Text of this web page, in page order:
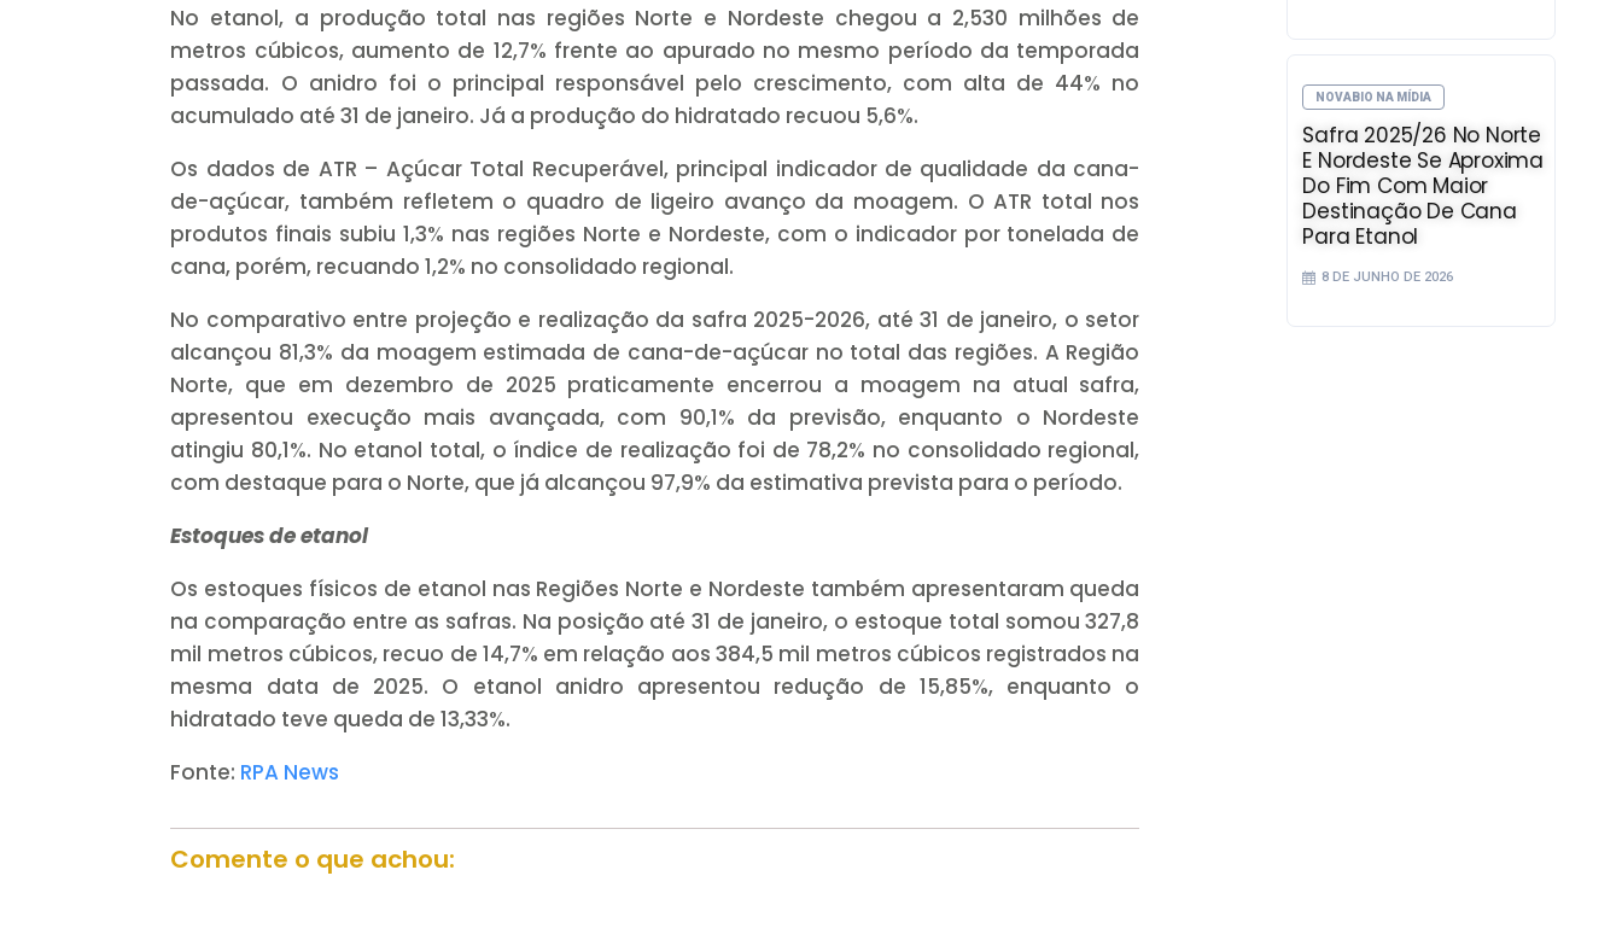
No etanol, a produção total nas regiões Norte e Nordeste chegou a 2,530 milhões de
metros cúbicos, aumento de 12,7% frente ao apurado no mesmo período da temporada
passada. O anidro foi o principal responsável pelo crescimento, com alta de 44% no
acumulado até 31 de janeiro. Já a produção do hidratado recuou 5,6%.
Os dados de ATR – Açúcar Total Recuperável, principal indicador de qualidade da cana-
de-açúcar, também refletem o quadro de ligeiro avanço da moagem. O ATR total nos
produtos finais subiu 1,3% nas regiões Norte e Nordeste, com o indicador por tonelada de
cana, porém, recuando 1,2% no consolidado regional.
No comparativo entre projeção e realização da safra 2025-2026, até 31 de janeiro, o setor
alcançou 81,3% da moagem estimada de cana-de-açúcar no total das regiões. A Região
Norte, que em dezembro de 2025 praticamente encerrou a moagem na atual safra,
apresentou execução mais avançada, com 90,1% da previsão, enquanto o Nordeste
atingiu 80,1%. No etanol total, o índice de realização foi de 78,2% no consolidado regional,
com destaque para o Norte, que já alcançou 97,9% da estimativa prevista para o período.
Estoques de etanol
Os estoques físicos de etanol nas Regiões Norte e Nordeste também apresentaram queda
na comparação entre as safras. Na posição até 31 de janeiro, o estoque total somou 327,8
mil metros cúbicos, recuo de 14,7% em relação aos 384,5 mil metros cúbicos registrados na
mesma data de 2025. O etanol anidro apresentou redução de 15,85%, enquanto o
hidratado teve queda de 13,33%.
Fonte: RPA News
Comente o que achou:
NOVABIO NA MÍDIA
Safra 2025/26 No Norte
E Nordeste Se Aproxima
Do Fim Com Maior
Destinação De Cana
Para Etanol
8 DE JUNHO DE 2026